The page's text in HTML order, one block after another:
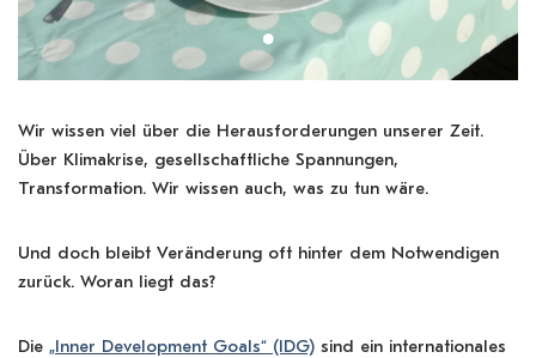
Wir wissen viel über die Herausforderungen unserer Zeit.
Über Klimakrise, gesellschaftliche Spannungen,
Transformation. Wir wissen auch, was zu tun wäre.
Und doch bleibt Veränderung oft hinter dem Notwendigen
zurück. Woran liegt das?
Die „Inner Development Goals“ (IDG) sind ein internationales